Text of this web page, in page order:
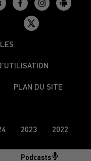
Podcasts
PLAN DU SITE
2023 2022